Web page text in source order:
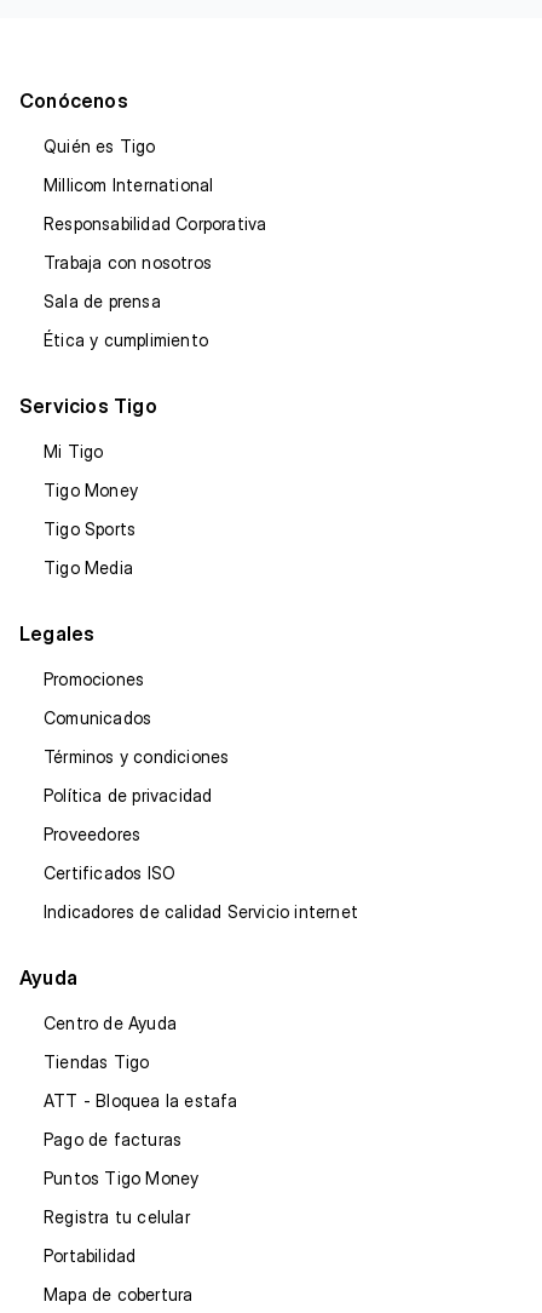
Conócenos
Quién es Tigo
Millicom International
Responsabilidad Corporativa
Trabaja con nosotros
Sala de prensa
Ética y cumplimiento
Servicios Tigo
Mi Tigo
Tigo Money
Tigo Sports
Tigo Media
Legales
Promociones
Comunicados
Términos y condiciones
Política de privacidad
Proveedores
Certificados ISO
Indicadores de calidad Servicio internet
Ayuda
Centro de Ayuda
Tiendas Tigo
ATT - Bloquea la estafa
Pago de facturas
Puntos Tigo Money
Registra tu celular
Portabilidad
Mapa de cobertura